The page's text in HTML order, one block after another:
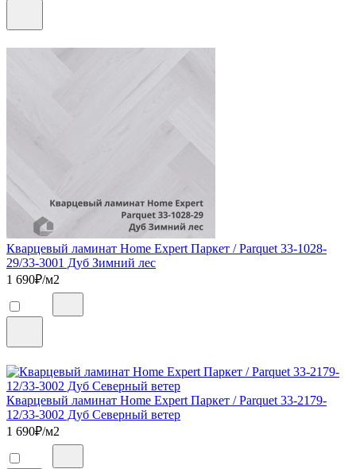
Кварцевый ламинат Home Expert Паркет / Parquet 33-1028-
29/33-3001 Дуб Зимний лес
1 690₽/м2
Кварцевый ламинат Home Expert Паркет / Parquet 33-2179-
12/33-3002 Дуб Северный ветер
1 690₽/м2